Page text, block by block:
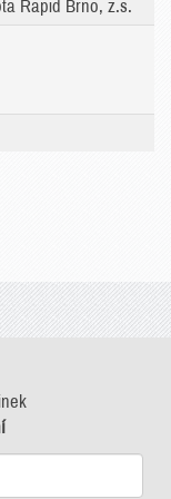
Rapid Brno, z.s.